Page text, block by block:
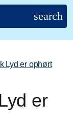
search
Lyd er ophørt
er